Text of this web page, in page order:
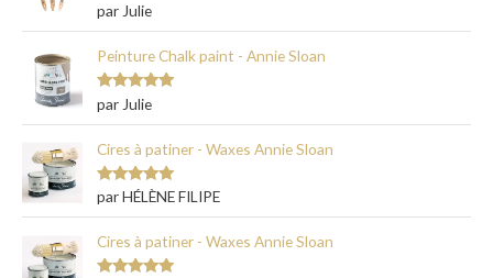
Note 5sur
5
par Julie
Peinture Chalk paint - Annie Sloan
Note 5sur
5
par Julie
Cires à patiner - Waxes Annie Sloan
Note5sur
5
par HÉLÈNE FILIPE
Cires à patiner - Waxes Annie Sloan